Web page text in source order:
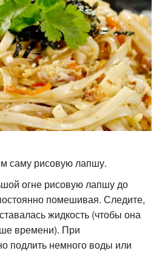
саму рисовую лапшу.
огне рисовую лапшу до
помешивая. Следите,
жидкость (чтобы она
времени). При
подлить немного воды или